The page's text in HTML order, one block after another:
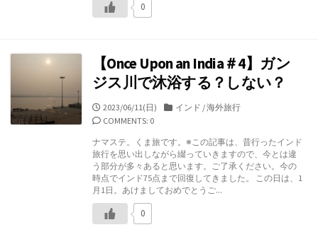
0
【Once Upon an India＃4】ガン
ジス川で沐浴する？しない？
公
開
2023/06/11(日)
カ
リ
ー
インド /海外旅行
COMMENTS: 0
ナマステ。くま旅です。※この記事は、昔行ったインド
旅行を思い出しながら綴っていきますので、今とは違
う部分が多々あると思います。ご了承ください。今の
時点でインド75点まで回復してきました。 この日は、1
月1日。あけましておめでとうご...
0